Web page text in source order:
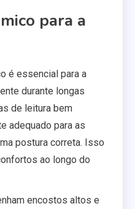
para a
é essencial para a
durante longas
de leitura bem
adequado para as
postura correta. Isso
ao longo do
encostos altos e